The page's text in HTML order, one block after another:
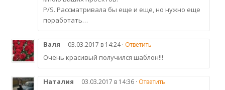
P/S. Рассматривала бы еще и еще, но нужно еще
поработать…
Валя 03.03.2017 в 14:24 · Ответить
Очень красивый получился шаблон!!!
Наталия 03.03.2017 в 14:36 · Ответить